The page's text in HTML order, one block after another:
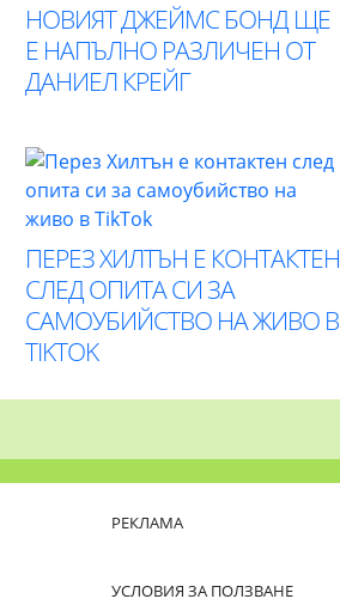
НОВИЯТ ДЖЕЙМС БОНД ЩЕ
Е НАПЪЛНО РАЗЛИЧЕН ОТ
ДАНИЕЛ КРЕЙГ
ПЕРЕЗ ХИЛТЪН Е КОНТАКТЕН
СЛЕД ОПИТА СИ ЗА
САМОУБИЙСТВО НА ЖИВО В
TIKTOK
РЕКЛАМА
УСЛОВИЯ ЗА ПОЛЗВАНЕ